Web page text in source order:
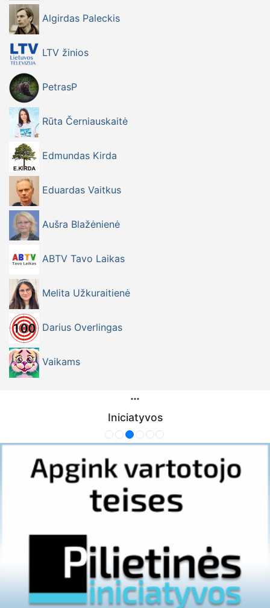
Algirdas Paleckis
LTV žinios
PetrasP
Rūta Černiauskaitė
Edmundas Kirda
Eduardas Vaitkus
Aušra Blažėnienė
ABTV Tavo Laikas
Melita Užkuraitienė
Darius Overlingas
Vaikams
Iniciatyvos